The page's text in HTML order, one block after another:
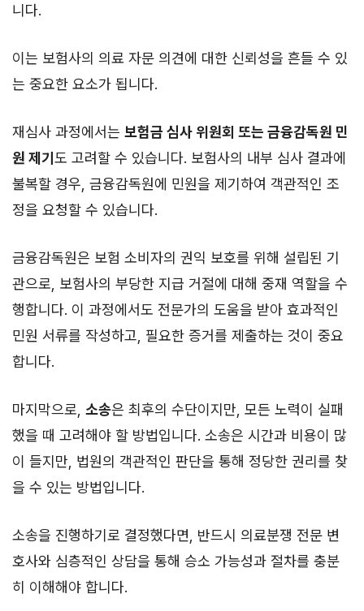
니다.
이는 보험사의 의료 자문 의견에 대한 신뢰성을 흔들 수 있
는 중요한 요소가 됩니다.
재심사 과정에서는 보험금 심사 위원회 또는 금융감독원 민
원 제기도 고려할 수 있습니다. 보험사의 내부 심사 결과에
불복할 경우, 금융감독원에 민원을 제기하여 객관적인 조
정을 요청할 수 있습니다.
금융감독원은 보험 소비자의 권익 보호를 위해 설립된 기
관으로, 보험사의 부당한 지급 거절에 대해 중재 역할을 수
행합니다. 이 과정에서도 전문가의 도움을 받아 효과적인
민원 서류를 작성하고, 필요한 증거를 제출하는 것이 중요
합니다.
마지막으로, 소송은 최후의 수단이지만, 모든 노력이 실패
했을 때 고려해야 할 방법입니다. 소송은 시간과 비용이 많
이 들지만, 법원의 객관적인 판단을 통해 정당한 권리를 찾
을 수 있는 방법입니다.
소송을 진행하기로 결정했다면, 반드시 의료분쟁 전문 변
호사와 심층적인 상담을 통해 승소 가능성과 절차를 충분
히 이해해야 합니다.